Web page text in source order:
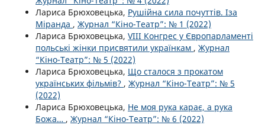
Лариса Брюховецька, Рушійна сила почуттів. Іза
Міранда , Журнал “Кіно-Театр”: № 1 (2022)
Лариса Брюховецька, VІІІ Конгрес у Європарламенті
польські жінки присвятили українкам , Журнал
“Кіно-Театр”: № 5 (2022)
Лариса Брюховецька, Що сталося з прокатом
українських фільмів? , Журнал “Кіно-Театр”: № 5
(2022)
Лариса Брюховецька, Не моя рука карає, а рука
Божа… , Журнал “Кіно-Театр”: № 6 (2022)